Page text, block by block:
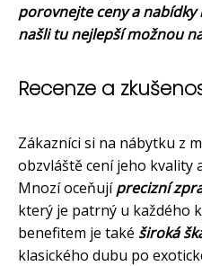
porovnejte ceny a
našli tu nejlepší možnou
Recenze a
Zákazníci si na nábytku z
obzvláště cení jeho kvality
Mnozí oceňujíprecizní
který je patrný u každého
benefitem je také široká
klasického dubu po